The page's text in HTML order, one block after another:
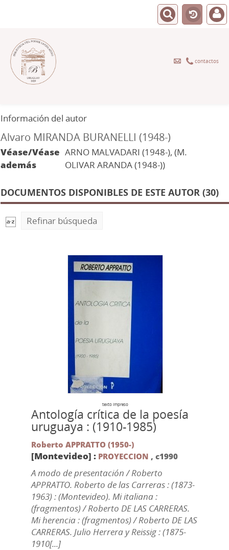
contactos
Información del autor
Alvaro MIRANDA BURANELLI (1948-)
Véase/Véase
además
ARNO MALVADARI (1948-), (M.
OLIVAR ARANDA (1948-))
DOCUMENTOS DISPONIBLES DE ESTE AUTOR (30)
Refinar búsqueda
texto impreso
Antología crítica de la poesía
uruguaya : (1910-1985)
Roberto APPRATTO (1950-)
[Montevideo] : PROYECCION , c1990
A modo de presentación / Roberto
APPRATTO. Roberto de las Carreras : (1873-
1963) : (Montevideo). Mi italiana :
(fragmentos) / Roberto DE LAS CARRERAS.
Mi herencia : (fragmentos) / Roberto DE LAS
CARRERAS. Julio Herrera y Reissig : (1875-
1910[...]